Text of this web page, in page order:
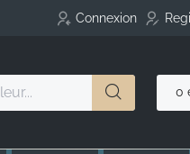
Connexion
0